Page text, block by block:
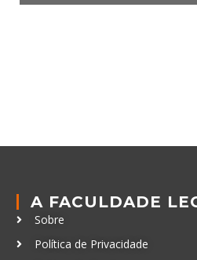
A FACULDADE
Sobre
Política de Privacidade